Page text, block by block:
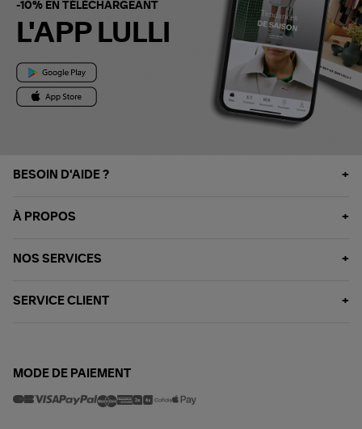
-10% EN TÉLÉCHARGEANT
L'APP LULLI
BESOIN D'AIDE ?
À PROPOS
NOS SERVICES
SERVICE CLIENT
MODE DE PAIEMENT